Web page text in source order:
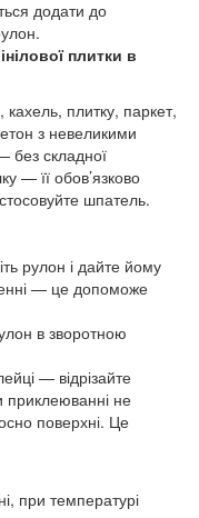
додати до
плитки в
плитку, паркет,
з невеликими
без складної
— її обов’язково
шпатель.
рулон і дайте йому
— це допоможе
в зворотною
— відрізайте
приклеюванні не
поверхні. Це
при температурі